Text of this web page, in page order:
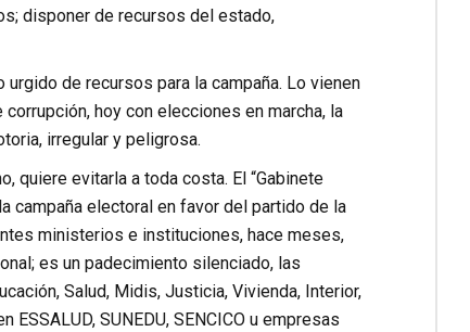
disponer de recursos del estado,
de recursos para la campaña. Lo vienen
hoy con elecciones en marcha, la
irregular y peligrosa.
quiere evitarla a toda costa. El “Gabinete
campaña electoral en favor del partido de la
ministerios e instituciones, hace meses,
es un padecimiento silenciado, las
Salud, Midis, Justicia, Vivienda, Interior,
ESSALUD, SUNEDU, SENCICO u empresas